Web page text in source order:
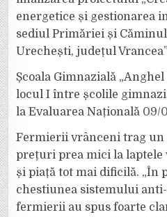
energetice și gestionarea
sediul Primăriei și
Urechești, județul Vrancea”
Școala Gimnazială
locul I între școlile
la Evaluarea Națională 09/
Fermierii vrânceni trag un
prețuri prea mici la laptele
și piață tot mai dificilă. „În
chestiunea sistemului
fermierii au spus foarte